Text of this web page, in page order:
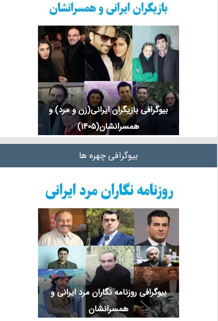
بیوگرافی بازیگران ایرانی(زن و مرد) و
همسرانشان(1405)
بیوگرافی چهره ها
بیوگرافی روزنامه نگاران مرد ایرانی و
همسرانشان